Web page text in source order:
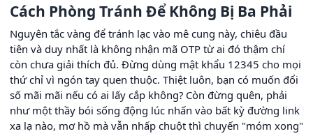
Cách Phòng Tránh Để Không Bị Ba Phải
Nguyên tắc vàng để tránh lạc vào mê cung này, chiêu đầu
tiên và duy nhất là không nhận mã OTP từ ai đó thậm chí
còn chưa giải thích đủ. Đừng dùng mật khẩu 12345 cho mọi
thứ chỉ vì ngón tay quen thuộc. Thiệt luôn, bạn có muốn đổi
số mãi mãi nếu có ai lấy cắp không? Còn đừng quên, phải
như một thầy bói sống động lúc nhấn vào bất kỳ đường link
xa lạ nào, mơ hồ mà vẫn nhấp chuột thì chuyến "móm xong"